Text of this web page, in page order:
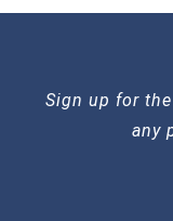
Sign up for
any